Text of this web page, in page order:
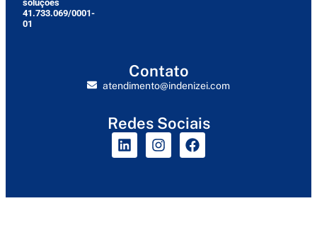
soluções
41.733.069/0001-
01
Contato
atendimento@indenizei.com
Redes Sociais